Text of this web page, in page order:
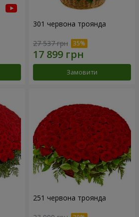
301 червона троянда
27 537 грн
Замовити
251 червона троянда